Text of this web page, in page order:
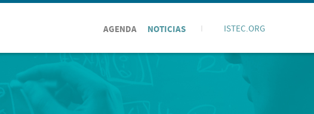
AGENDA NOTICIAS ISTEC.ORG